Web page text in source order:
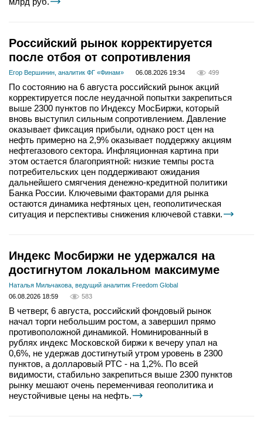
Российский рынок корректируется
после отбоя от сопротивления
Егор Вершинин, аналитик ФГ «Финам» 06.08.2026 19:34 499
По состоянию на 6 августа российский рынок акций
корректируется после неудачной попытки закрепиться
выше 2300 пунктов по Индексу МосБиржи, который
вновь выступил сильным сопротивлением. Давление
оказывает фиксация прибыли, однако рост цен на
нефть примерно на 2,9% оказывает поддержку акциям
нефтегазового сектора. Инфляционная картина при
этом остается благоприятной: низкие темпы роста
потребительских цен поддерживают ожидания
дальнейшего смягчения денежно-кредитной политики
Банка России. Ключевыми факторами для рынка
остаются динамика нефтяных цен, геополитическая
ситуация и перспективы снижения ключевой ставки.
Индекс Мосбиржи не удержался на
достигнутом локальном максимуме
Наталья Мильчакова, ведущий аналитик Freedom Global
06.08.2026 18:59
583
В четверг, 6 августа, российский фондовый рынок
начал торги небольшим ростом, а завершил прямо
противоположной динамикой. Номинированный в
рублях индекс Московской биржи к вечеру упал на
0,6%, не удержав достигнутый утром уровень в 2300
пунктов, а долларовый РТС - на 1,2%. По всей
видимости, стабильно закрепиться выше 2300 пунктов
рынку мешают очень переменчивая геополитика и
неустойчивые цены на нефть.